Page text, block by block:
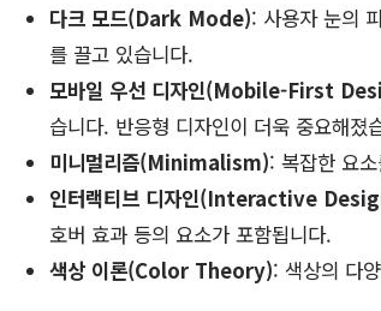
다크 모드(Dark Mode): 사용자 눈의
를 끌고 있습니다.
모바일 우선 디자인(Mobile-First
습니다. 반응형 디자인이 더욱 중요해졌
미니멀리즘(Minimalism): 복잡한 요
인터랙티브 디자인(Interactive
호버 효과 등의 요소가 포함됩니다.
색상 이론(Color Theory): 색상의 다